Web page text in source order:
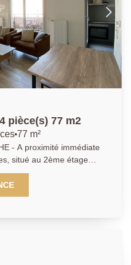
pièce(s) 77 m2
77 m²
situé au 2ème étage
avec ascenseur,
meublé offrant une
avec cuisine aménagée
cet appartement